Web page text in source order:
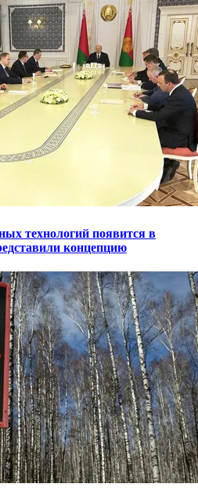
технологий появится в
концепцию